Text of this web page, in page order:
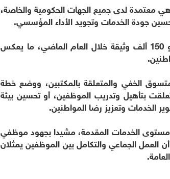
معتمدة لدى جميع الجهات الحكومية والخاصة،
جودة الخدمات وتجويد الأداء المؤسسي.
وأشار إلى أن مكتبي الأشرفية وحي نزال أنجزا ما مجموعه نحو 150 ألف وثيقة خلال العام الماضي، ما يعكس
الخفي والمتعلقة بالمكتبين، ووضع خطة
بتأهيل وتدريب الموظفين، أو تحسين بيئة
الخدمات وتعزيز رضا المواطنين.
الخدمات المقدمة، مشيدا بجهود موظفي
العمل الجماعي والتكامل بين الموظفين يمثلان